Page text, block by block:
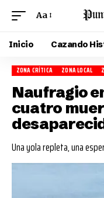
Aa
Inicio Cazando
ZONA CRÍTICA ZONA LOCAL
Naufragio
cuatro
Una yola repleta, una